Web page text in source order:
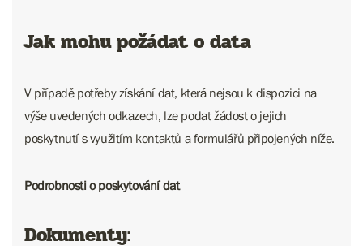
Jak mohu požádat o data
V případě potřeby získání dat, která nejsou k dispozici na
výše uvedených odkazech, lze podat žádost o jejich
poskytnutí s využitím kontaktů a formulářů připojených níže.
Podrobnosti o poskytování dat
Dokumenty: